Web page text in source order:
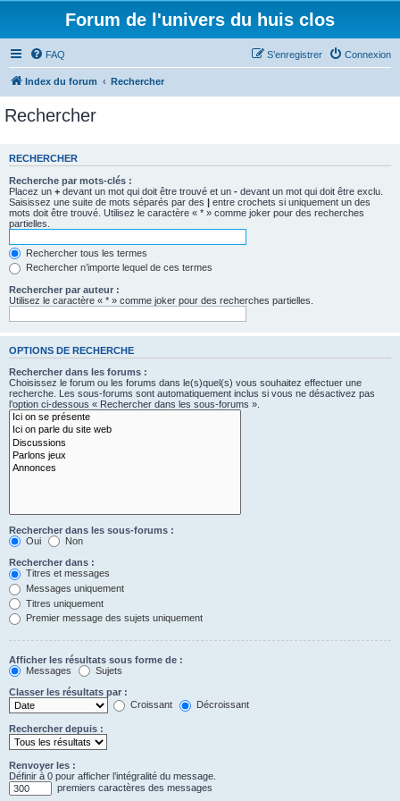
Forum de l'univers du huis clos
FAQ Connexion
S’enregistrer
Index du forum Rechercher
Rechercher
RECHERCHER
Recherche par mots-clés :
Placez un + devant un mot qui doit être trouvé et un - devant un mot qui doit être exclu.
Saisissez une suite de mots séparés par des | entre crochets si uniquement un des
mots doit être trouvé. Utilisez le caractère « * » comme joker pour des recherches
partielles.
Rechercher tous les termes
Rechercher n’importe lequel de ces termes
Rechercher par auteur :
Utilisez le caractère « * » comme joker pour des recherches partielles.
OPTIONS DE RECHERCHE
Rechercher dans les forums :
Choisissez le forum ou les forums dans le(s)quel(s) vous souhaitez effectuer une
recherche. Les sous-forums sont automatiquement inclus si vous ne désactivez pas
l’option ci-dessous « Rechercher dans les sous-forums ».
Rechercher dans les sous-forums :
Oui
Non
Rechercher dans :
Titres et messages
Messages uniquement
Titres uniquement
Premier message des sujets uniquement
Afficher les résultats sous forme de :
Messages
Sujets
Classer les résultats par :
Croissant
Décroissant
Rechercher depuis :
Renvoyer les :
Définir à 0 pour afficher l’intégralité du message.
premiers caractères des messages